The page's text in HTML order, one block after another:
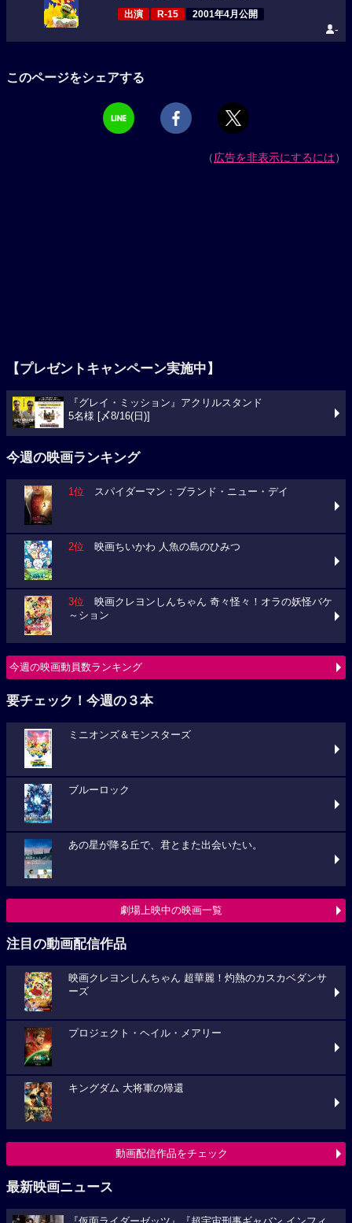
出演 R-15 2001年4月公開
-
このページをシェアする
（広告を非表示にするには）
【プレゼントキャンペーン実施中】
『グレイ・ミッション』アクリルスタンド
5名様 [〆8/16(日)]
今週の映画ランキング
1位 スパイダーマン：ブランド・ニュー・デイ
2位 映画ちいかわ 人魚の島のひみつ
3位 映画クレヨンしんちゃん 奇々怪々！オラの妖怪バケ
～ション
今週の映画動員数ランキング
要チェック！今週の３本
ミニオンズ＆モンスターズ
ブルーロック
あの星が降る丘で、君とまた出会いたい。
劇場上映中の映画一覧
注目の動画配信作品
映画クレヨンしんちゃん 超華麗！灼熱のカスカベダンサ
ーズ
プロジェクト・ヘイル・メアリー
キングダム 大将軍の帰還
動画配信作品をチェック
最新映画ニュース